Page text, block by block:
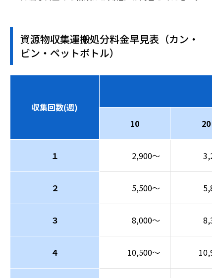
資源物収集運搬処分料金早見表（カン・
ビン・ペットボトル）
収集回数(週)
10
20
１ 2,900～
２ 5,500～
３ 8,000～
４ 10,500～